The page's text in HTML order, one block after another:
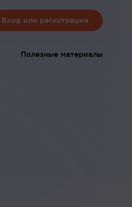
Вход или регистрация
Полезные материалы